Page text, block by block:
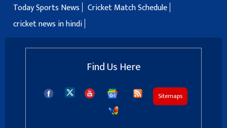
Today Sports News
Cricket Match Schedule
cricket news in hindi
Find Us Here
Sitemaps